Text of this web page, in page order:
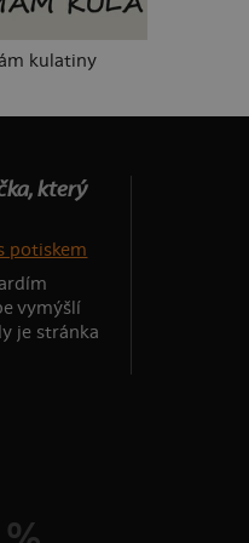
kulatiny
který
vymýšlí
je stránka